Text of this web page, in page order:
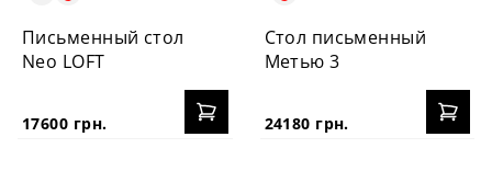
Письменный стол
Neo LOFT
17600 грн.
Стол письменный
Метью 3
24180 грн.